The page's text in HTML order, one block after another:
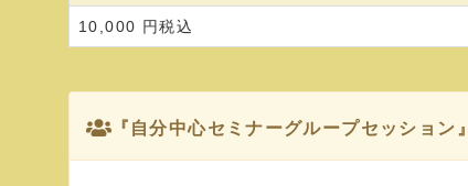
10,000 円税込
『自分中心セミナーグループセッション』